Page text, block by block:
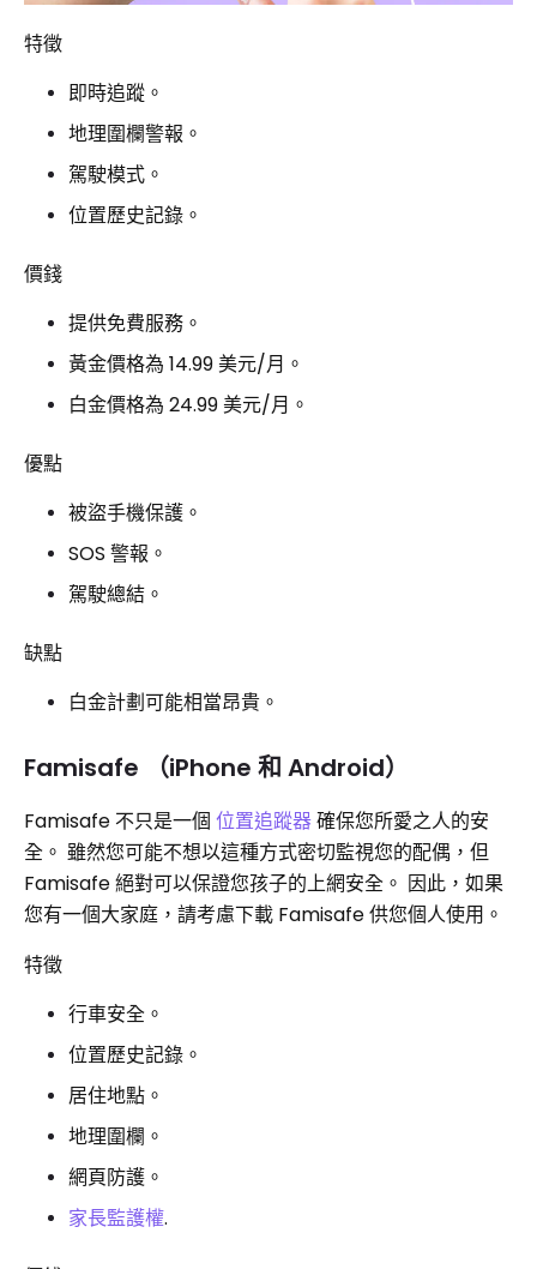
特徵
即時追蹤。
地理圍欄警報。
駕駛模式。
位置歷史記錄。
價錢
提供免費服務。
黃金價格為 14.99 美元/月。
白金價格為 24.99 美元/月。
優點
被盜手機保護。
SOS 警報。
駕駛總結。
缺點
白金計劃可能相當昂貴。
Famisafe （iPhone 和 Android）
Famisafe 不只是一個 位置追蹤器確保您所愛之人的安
全。 雖然您可能不想以這種方式密切監視您的配偶，但
Famisafe 絕對可以保證您孩子的上網安全。 因此，如果
您有一個大家庭，請考慮下載 Famisafe 供您個人使用。
特徵
行車安全。
位置歷史記錄。
居住地點。
地理圍欄。
網頁防護。
家長監護權.